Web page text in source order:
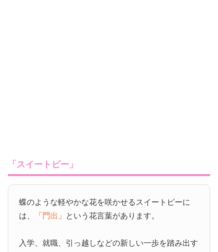
「スイートピー」
蝶のような軽やかな花を咲かせるスイートピーに
は、
「門出」 という花言葉があります。
入学、就職、引っ越しなどの新しい一歩を踏み出す